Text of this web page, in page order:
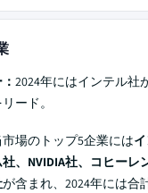
2024年にはインテル社
ード。
市場のトップ5企業には
、NVIDIA社、コヒーレ
が含まれ、2024年には合